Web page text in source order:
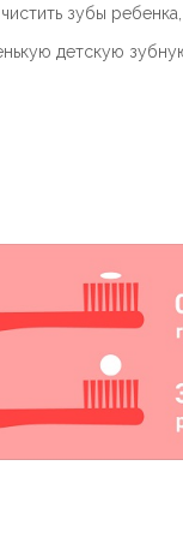
зубы
детскую